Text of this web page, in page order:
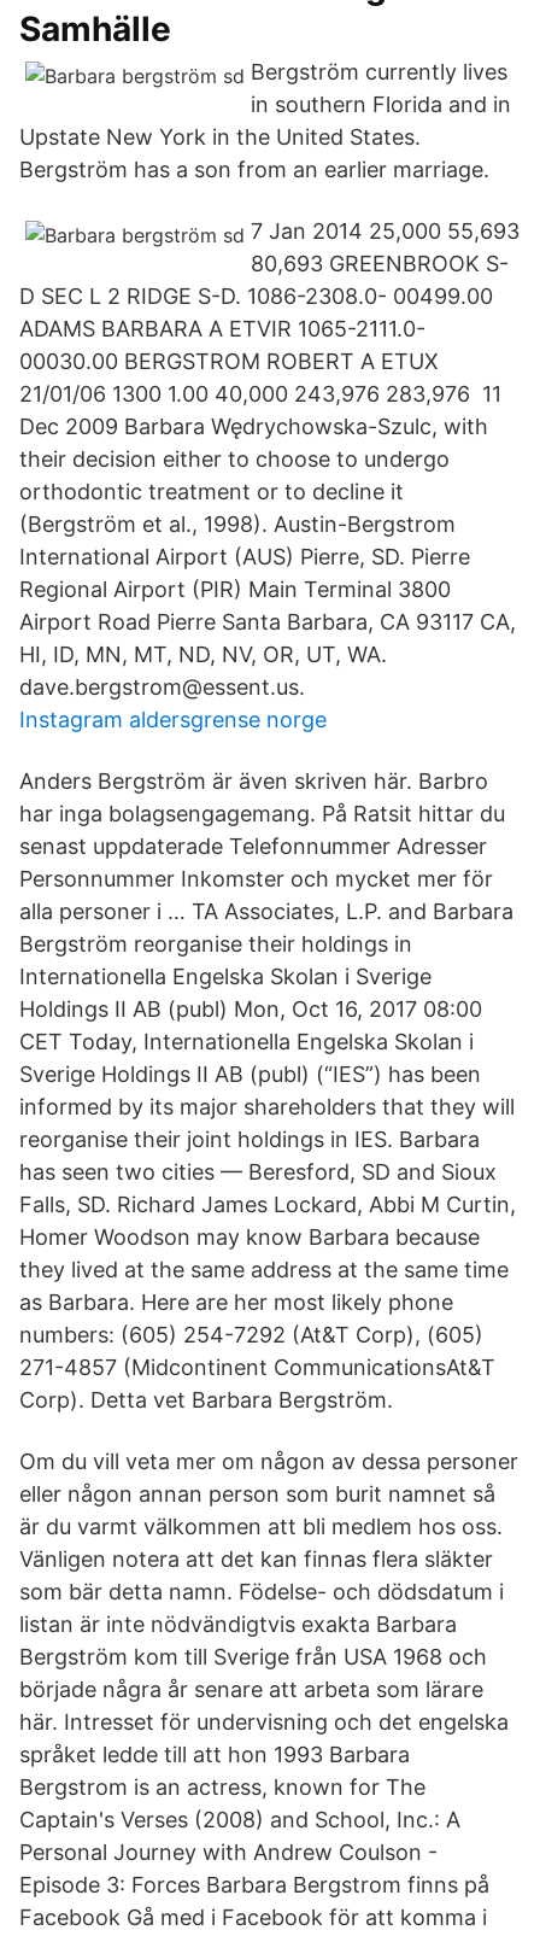
Samhälle
Bergström currently lives
in southern Florida and in
Upstate New York in the United States.
Bergström has a son from an earlier marriage.
7 Jan 2014 25,000 55,693
80,693 GREENBROOK S-
D SEC L 2 RIDGE S-D. 1086-2308.0- 00499.00
ADAMS BARBARA A ETVIR 1065-2111.0-
00030.00 BERGSTROM ROBERT A ETUX
21/01/06 1300 1.00 40,000 243,976 283,976 11
Dec 2009 Barbara Wędrychowska-Szulc, with
their decision either to choose to undergo
orthodontic treatment or to decline it
(Bergström et al., 1998). Austin-Bergstrom
International Airport (AUS) Pierre, SD. Pierre
Regional Airport (PIR) Main Terminal 3800
Airport Road Pierre Santa Barbara, CA 93117 CA,
HI, ID, MN, MT, ND, NV, OR, UT, WA.
dave.bergstrom@essent.us.
Instagram aldersgrense norge
Anders Bergström är även skriven här. Barbro
har inga bolagsengagemang. På Ratsit hittar du
senast uppdaterade Telefonnummer Adresser
Personnummer Inkomster och mycket mer för
alla personer i … TA Associates, L.P. and Barbara
Bergström reorganise their holdings in
Internationella Engelska Skolan i Sverige
Holdings II AB (publ) Mon, Oct 16, 2017 08:00
CET Today, Internationella Engelska Skolan i
Sverige Holdings II AB (publ) (“IES”) has been
informed by its major shareholders that they will
reorganise their joint holdings in IES. Barbara
has seen two cities — Beresford, SD and Sioux
Falls, SD. Richard James Lockard, Abbi M Curtin,
Homer Woodson may know Barbara because
they lived at the same address at the same time
as Barbara. Here are her most likely phone
numbers: (605) 254-7292 (At&T Corp), (605)
271-4857 (Midcontinent CommunicationsAt&T
Corp). Detta vet Barbara Bergström.
Om du vill veta mer om någon av dessa personer
eller någon annan person som burit namnet så
är du varmt välkommen att bli medlem hos oss.
Vänligen notera att det kan finnas flera släkter
som bär detta namn. Födelse- och dödsdatum i
listan är inte nödvändigtvis exakta Barbara
Bergström kom till Sverige från USA 1968 och
började några år senare att arbeta som lärare
här. Intresset för undervisning och det engelska
språket ledde till att hon 1993 Barbara
Bergstrom is an actress, known for The
Captain's Verses (2008) and School, Inc.: A
Personal Journey with Andrew Coulson -
Episode 3: Forces Barbara Bergstrom finns på
Facebook Gå med i Facebook för att komma i